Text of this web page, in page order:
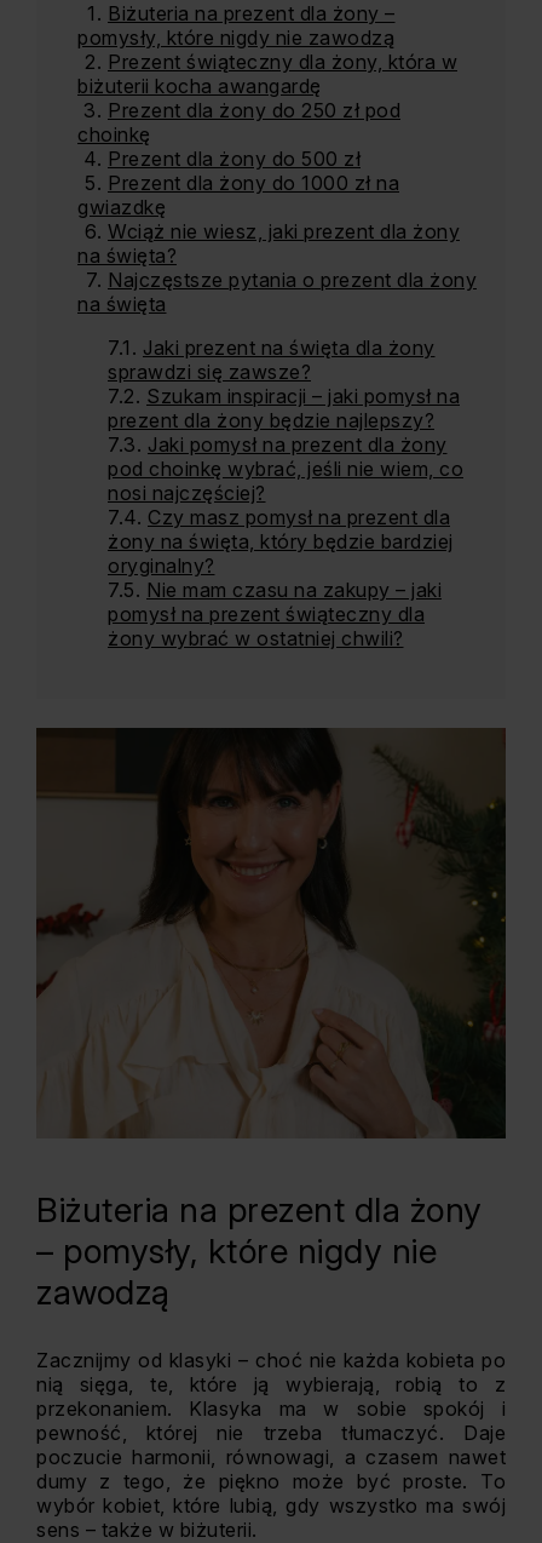
Biżuteria na prezent dla żony –
pomysły, które nigdy nie zawodzą
Prezent świąteczny dla żony, która w
biżuterii kocha awangardę
Prezent dla żony do 250 zł pod
choinkę
Prezent dla żony do 500 zł
Prezent dla żony do 1000 zł na
gwiazdkę
Wciąż nie wiesz, jaki prezent dla żony
na święta?
Najczęstsze pytania o prezent dla żony
na święta
Jaki prezent na święta dla żony
sprawdzi się zawsze?
Szukam inspiracji – jaki pomysł na
prezent dla żony będzie najlepszy?
Jaki pomysł na prezent dla żony
pod choinkę wybrać, jeśli nie wiem, co
nosi najczęściej?
Czy masz pomysł na prezent dla
żony na święta, który będzie bardziej
oryginalny?
Nie mam czasu na zakupy – jaki
pomysł na prezent świąteczny dla
żony wybrać w ostatniej chwili?
Biżuteria na prezent dla żony
– pomysły, które nigdy nie
zawodzą
Zacznijmy od klasyki – choć nie każda kobieta po
nią sięga, te, które ją wybierają, robią to z
przekonaniem. Klasyka ma w sobie spokój i
pewność, której nie trzeba tłumaczyć. Daje
poczucie harmonii, równowagi, a czasem nawet
dumy z tego, że piękno może być proste. To
wybór kobiet, które lubią, gdy wszystko ma swój
sens – także w biżuterii.